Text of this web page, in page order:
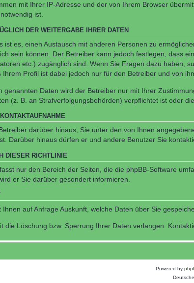
mit Ihrer IP-Adresse und der von Ihrem Browser
ist.
DER WEITERGABE IHRER DATEN
ist es, einen Austausch mit anderen Personen zu
sein können. Der Betreiber kann jedoch festlegen, dass
etc.) zugänglich sind. Wenn Sie Fragen dazu haben,
Ihrem Profil ist dabei jedoch nur für den Betreiber und von
genannten Daten wird der Betreiber nur mit Ihrer
(z. B. an Strafverfolgungsbehörden) verpflichtet ist oder
darüber hinaus, Sie unter den von Ihnen
Darüber hinaus dürfen er und andere Benutzer Sie
DIESER RICHTLINIE
nur den Bereich der Seiten, die die phpBB-Software
er Sie darüber gesondert informieren.
auf Anfrage Auskunft, welche Daten über Sie
die Löschung bzw. Sperrung Ihrer Daten verlangen.
Powered by